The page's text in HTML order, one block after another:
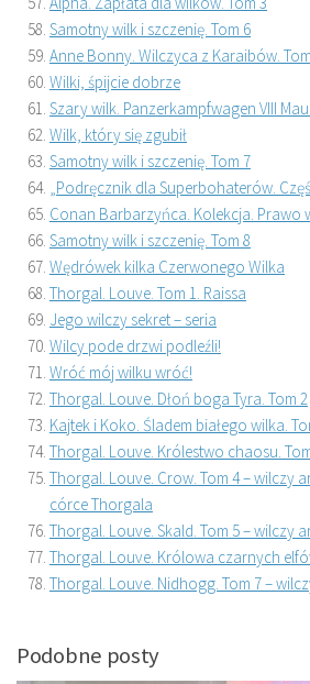
Samotny wilk i szczenię. Tom 6
Anne Bonny. Wilczyca z Karaibów.
Wilki, śpijcie dobrze
Szary wilk. Panzerkampfwagen VIII
Wilk, który się zgubił
Samotny wilk i szczenię. Tom 7
„Podręcznik dla Superbohaterów.
Conan Barbarzyńca. Kolekcja. Prawo
Samotny wilk i szczenię. Tom 8
Wędrówek kilka Czerwonego Wilka
Thorgal. Louve. Tom 1. Raissa
Jego wilczy sekret – seria
Wilcy pode drzwi podleźli!
Wróć mój wilku wróć!
Thorgal. Louve. Dłoń boga Tyra. Tom 2
Kajtek i Koko. Śladem białego wilka.
Thorgal. Louve. Królestwo chaosu.
Thorgal. Louve. Crow. Tom 4 – wilczy
córce Thorgala
Thorgal. Louve. Skald. Tom 5 – wilczy
Thorgal. Louve. Królowa czarnych
Thorgal. Louve. Nidhogg. Tom 7 –
Podobne posty